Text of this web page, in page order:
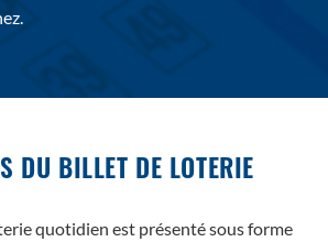
DU BILLET DE LOTERIE
quotidien est présenté sous forme